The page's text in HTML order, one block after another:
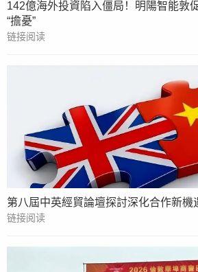
142億海外投資陷入僵局！明陽智能敦
“擔憂”
链接阅读
第八屆中英經貿論壇探討深化合作新機
链接阅读